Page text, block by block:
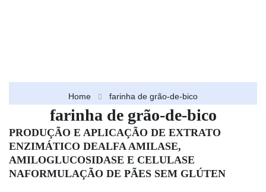
Home farinha de grão-de-bico
farinha de grão-de-bico
PRODUÇÃO E APLICAÇÃO DE EXTRATO
ENZIMÁTICO DEALFA AMILASE,
AMILOGLUCOSIDASE E CELULASE
NAFORMULAÇÃO DE PÃES SEM GLÚTEN